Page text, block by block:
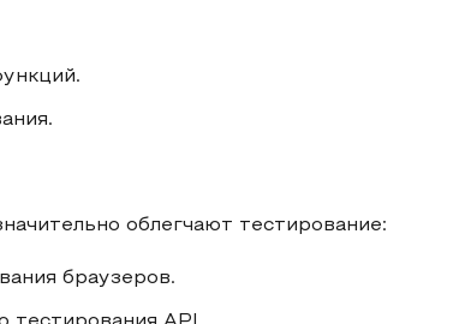
облегчают тестирование:
браузеров.